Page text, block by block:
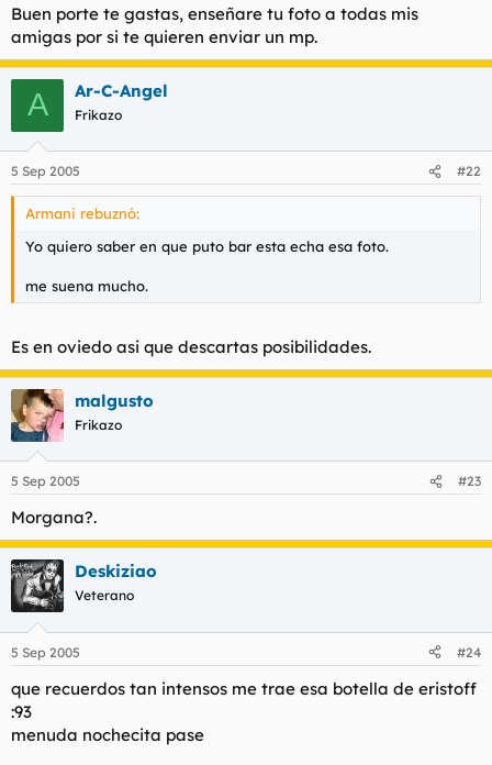
Buen porte te gastas, enseñare tu foto a todas mis
amigas por si te quieren enviar un mp.
A Ar-C-Angel
Frikazo
5 Sep 2005 #22
Armani rebuznó:
Yo quiero saber en que puto bar esta echa esa foto.
me suena mucho.
Es en oviedo asi que descartas posibilidades.
malgusto
Frikazo
5 Sep 2005 #23
Morgana?.
Deskiziao
Veterano
5 Sep 2005 #24
que recuerdos tan intensos me trae esa botella de eristoff
:93
menuda nochecita pase